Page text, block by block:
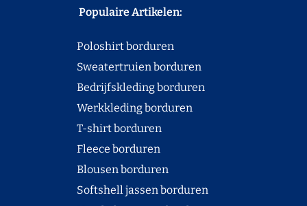
Populaire Artikelen:
Poloshirt borduren
Sweatertruien borduren
Bedrijfskleding borduren
Werkkleding borduren
T-shirt borduren
Fleece borduren
Blousen borduren
Softshell jassen borduren